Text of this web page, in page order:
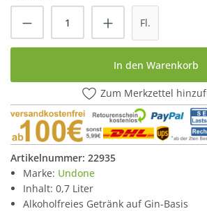
Produkt Anzahl: Gib den
Fl.
In den Warenkorb
Zum Merkzettel
Artikelnummer: 22935
Marke: Undone
Inhalt: 0,7 Liter
Alkoholfreies Getränk auf Gin-Basis